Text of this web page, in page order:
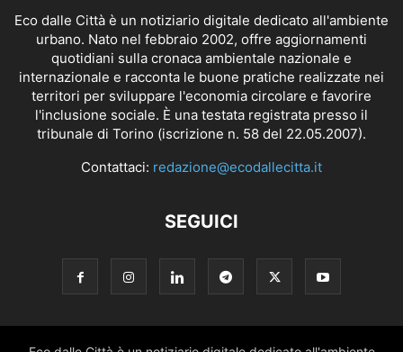
Eco dalle Città è un notiziario digitale dedicato all'ambiente
urbano. Nato nel febbraio 2002, offre aggiornamenti
quotidiani sulla cronaca ambientale nazionale e
internazionale e racconta le buone pratiche realizzate nei
territori per sviluppare l'economia circolare e favorire
l'inclusione sociale. È una testata registrata presso il
tribunale di Torino (iscrizione n. 58 del 22.05.2007).
Contattaci: redazione@ecodallecitta.it
SEGUICI